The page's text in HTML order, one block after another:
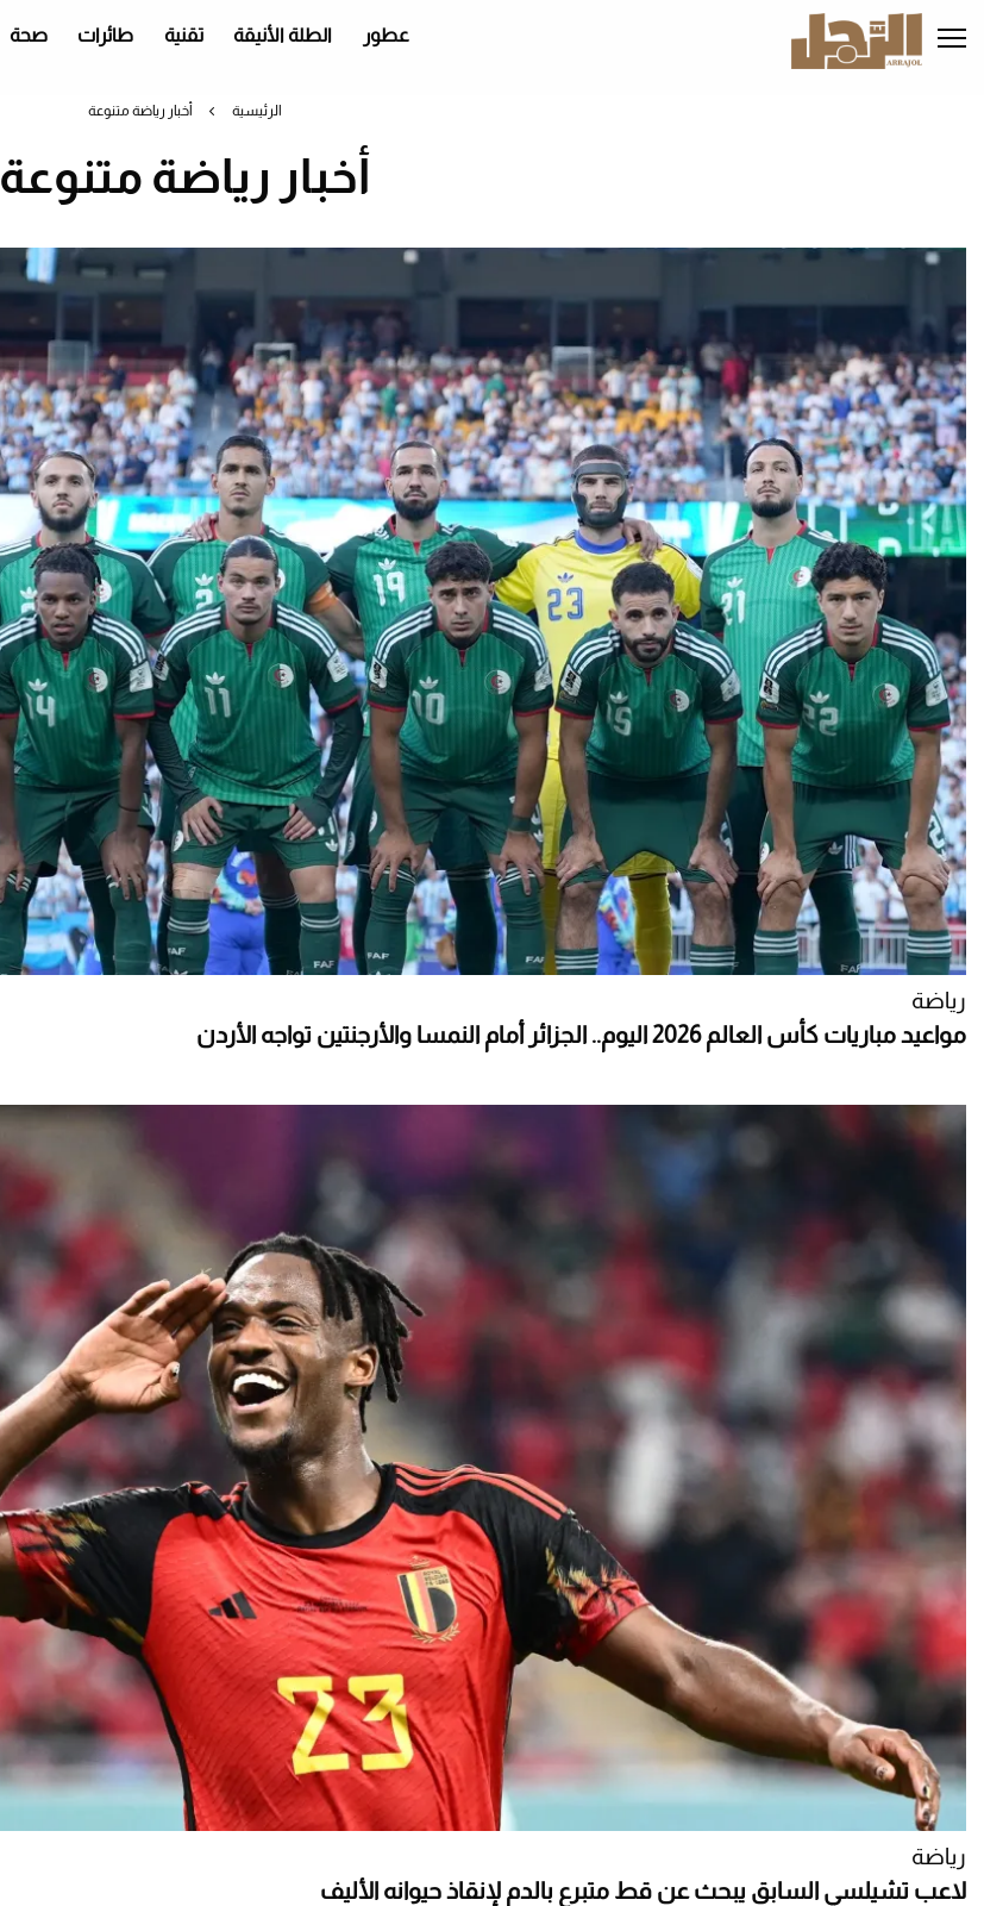
إلى
المحتوى
عطور الطلة الأنيقة تقنية طائرات صحة
الرئيسية أخبار رياضة متنوعة
أخبار رياضة متنوعة
رياضة
مواعيد مباريات كأس العالم 2026 اليوم.. الجزائر أمام النمسا والأرجنتين تواجه الأردن
رياضة
لاعب تشيلسي السابق يبحث عن قط متبرع بالدم لإنقاذ حيوانه الأليف